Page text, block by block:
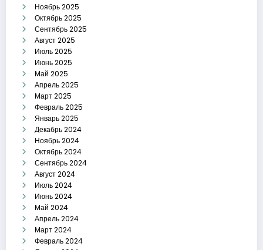
Ноябрь 2025
Октябрь 2025
Сентябрь 2025
Август 2025
Июль 2025
Июнь 2025
Май 2025
Апрель 2025
Март 2025
Февраль 2025
Январь 2025
Декабрь 2024
Ноябрь 2024
Октябрь 2024
Сентябрь 2024
Август 2024
Июль 2024
Июнь 2024
Май 2024
Апрель 2024
Март 2024
Февраль 2024